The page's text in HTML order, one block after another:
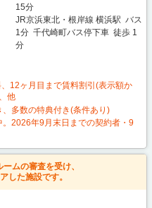
15分
JR京浜東北・根岸線 横浜駅 バス
1分 千代崎町バス停下車 徒歩 1
分
12ヶ月目まで賃料割引(表示額か
他
多数の特典付き(条件あり)
2026年9月末日までの契約者・9
ムの審査を受け、
した施設です。